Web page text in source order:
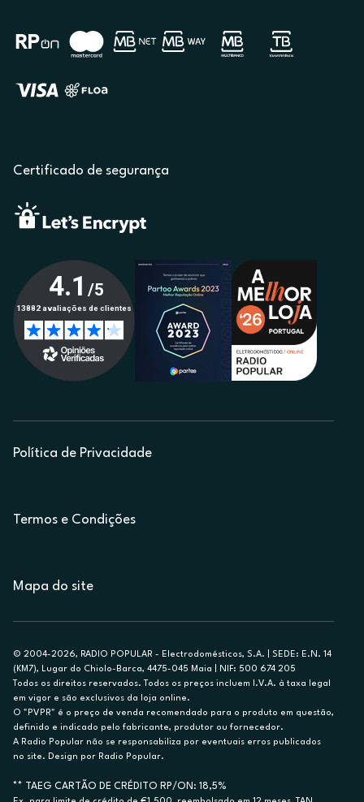
Certificado de segurança
Política de Privacidade
Termos e Condições
Mapa do site
© 2004-2026, RADIO POPULAR - Electrodomésticos, S.A. | SEDE: E.N. 14
(KM7), Lugar do Chiolo-Barca, 4475-045 Maia | NIF: 500 674 205
Todos os direitos reservados. Todos os preços incluem I.V.A. à taxa legal
em vigor e são exclusivos da loja online.
O "PVPR" é o preço de venda recomendado para o produto em questão,
definido e indicado pelo fabricante, produtor ou fornecedor.
A Radio Popular não se responsabiliza por eventuais erros publicados
no site. Design por Radio Popular.
** TAEG CARTÃO DE CRÉDITO RP/ON: 18,5%